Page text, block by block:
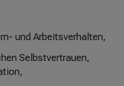
n
und Arbeitsverhalten,
Selbstvertrauen,